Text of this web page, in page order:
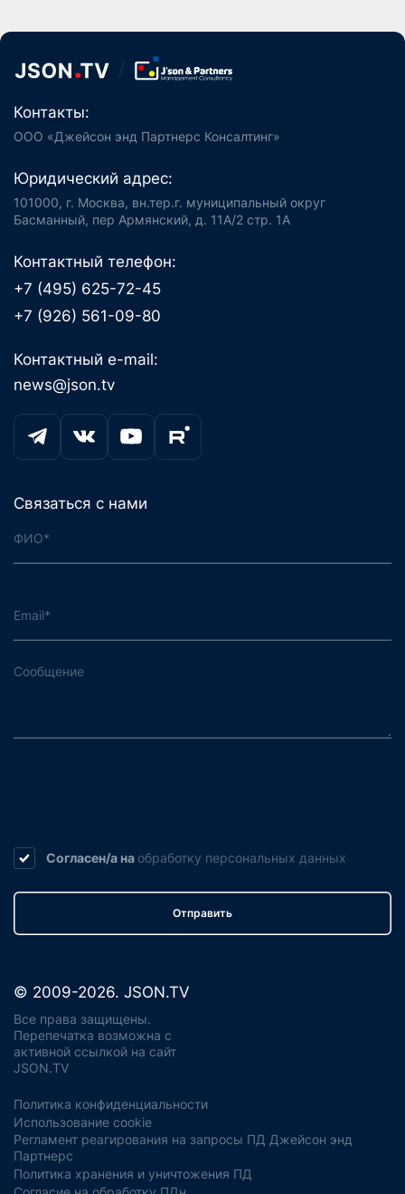
Контакты:
ООО «Джейсон энд Партнерс Консалтинг»
Юридический адрес:
101000, г. Москва, вн.тер.г. муниципальный округ
Басманный, пер Армянский, д. 11А/2 стр. 1А
Контактный телефон:
+7 (495) 625-72-45
+7 (926) 561-09-80
Контактный e-mail:
news@json.tv
Связаться с нами
Согласен/а на обработку персональных данных
Отправить
© 2009-2026. JSON.TV
Все права защищены.
Перепечатка возможна с
активной ссылкой на сайт
JSON.TV
Политика конфиденциальности
Использование cookie
Регламент реагирования на запросы ПД Джейсон энд
Партнерс
Политика хранения и уничтожения ПД